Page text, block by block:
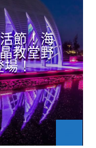
節！海
教堂野
場！